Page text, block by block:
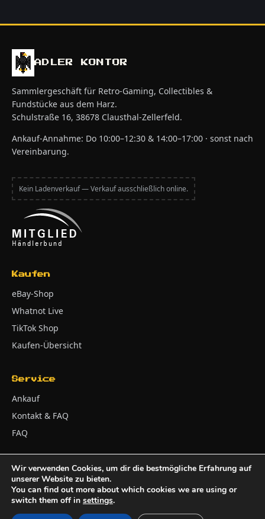
ADLER KONTOR
Sammlergeschäft für Retro-Gaming, Collectibles &
Fundstücke aus dem Harz.
Schulstraße 16, 38678 Clausthal-Zellerfeld.
Ankauf-Annahme: Do 10:00–12:30 & 14:00–17:00 · sonst nach
Vereinbarung.
Kein Ladenverkauf — Verkauf ausschließlich online.
Kaufen
eBay-Shop
Whatnot Live
TikTok Shop
Kaufen-Übersicht
Service
Ankauf
Kontakt & FAQ
FAQ
© 2026 Adler KontorImpressum
Zahlung & VersandBatteriehinweise
Wir verwenden Cookies, um dir die bestmögliche Erfahrung auf
unserer Website zu bieten.
You can find out more about which cookies we are using or
switch them off in settings.